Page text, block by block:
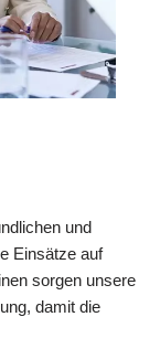
und
Einsätze auf
sorgen unsere
damit die